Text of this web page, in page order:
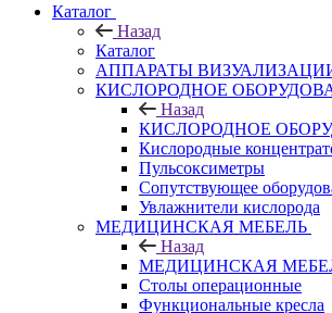
Каталог
Назад
Каталог
АППАРАТЫ
КИСЛОРОДНОЕ
Назад
КИСЛОРОДНОЕ
Кислородные
Пульсоксиметры
Сопутствующее
Увлажнители кислорода
МЕДИЦИНСКАЯ МЕБЕЛЬ
Назад
МЕДИЦИНСКАЯ
Столы операционные
Функциональные кресла